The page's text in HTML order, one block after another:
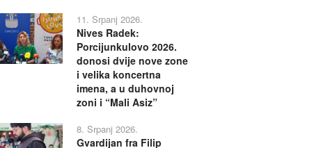
11. Srpanj 2026.
Nives Radek:
Porcijunkulovo 2026.
donosi dvije nove zone
i velika koncertna
imena, a u duhovnoj
zoni i “Mali Asiz”
8. Srpanj 2026.
Gvardijan fra Filip